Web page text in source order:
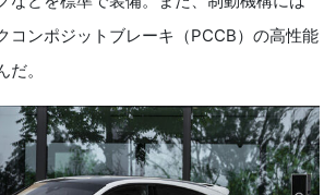
コンポジットブレーキ（PCCB）の高性能
。